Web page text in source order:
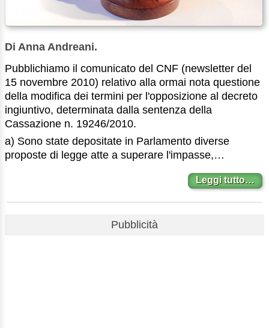
Di Anna Andreani.
Pubblichiamo il comunicato del CNF (newsletter del
15 novembre 2010) relativo alla ormai nota questione
della modifica dei termini per l'opposizione al decreto
ingiuntivo, determinata dalla sentenza della
Cassazione n. 19246/2010.
a) Sono state depositate in Parlamento diverse
proposte di legge atte a superare l'impasse,…
Leggi tutto…
Pubblicità